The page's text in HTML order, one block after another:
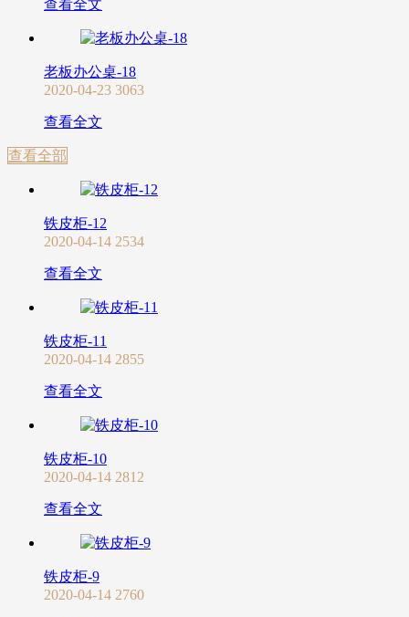
查看全文
老板办公桌-18
2020-04-23 3063
查看全文
查看全部
铁皮柜-12
2020-04-14 2534
查看全文
铁皮柜-11
2020-04-14 2855
查看全文
铁皮柜-10
2020-04-14 2812
查看全文
铁皮柜-9
2020-04-14 2760